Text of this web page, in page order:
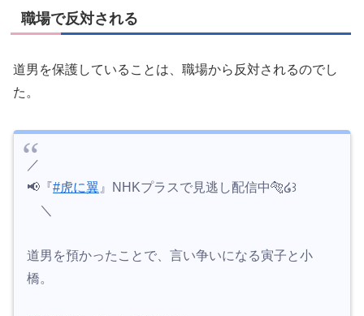
職場で反対される
道男を保護していることは、職場から反対されるのでし
た。
／
📢『#虎に翼 』NHKプラスで見逃し配信中🐅໒꒱
＼
道男を預かったことで、言い争いになる寅子と小
橋。